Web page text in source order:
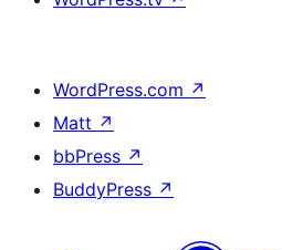
WordPress.com ↗
Matt ↗
bbPress ↗
BuddyPress ↗